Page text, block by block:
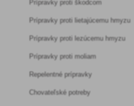
Prípravky proti škodcom
Prípravky proti lietajúcemu hmyzu
Prípravky proti lezúcemu hmyzu
Prípravky proti moliam
Repelentné prípravky
Chovateľské potreby